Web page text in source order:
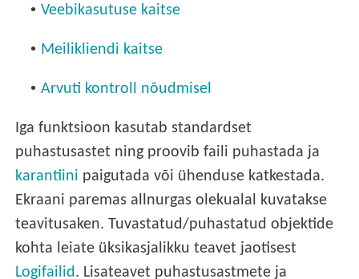
• Veebikasutuse kaitse
• Meilikliendi kaitse
• Arvuti kontroll nõudmisel
Iga funktsioon kasutab standardset
puhastusastet ning proovib faili puhastada ja
karantiini paigutada või ühenduse katkestada.
Ekraani paremas allnurgas olekualal kuvatakse
teavitusaken. Tuvastatud/puhastatud objektide
kohta leiate üksikasjalikku teavet jaotisest
Logifailid. Lisateavet puhastusastmete ja